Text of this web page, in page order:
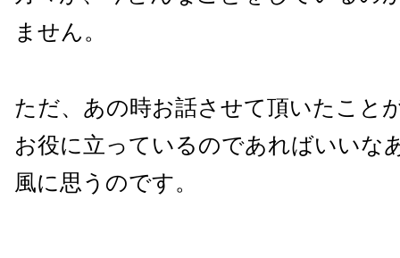
ません。
ただ、あの時お話させて頂いたこと
お役に立っているのであればいいな
風に思うのです。